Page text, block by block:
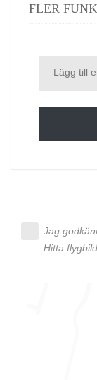
FLER
Lägg till
Jag
Hitta